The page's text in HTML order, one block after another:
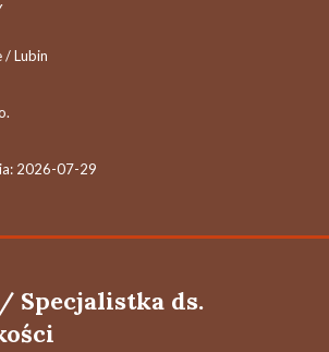
/ Lubin
2026-07-29
Specjalistka ds.